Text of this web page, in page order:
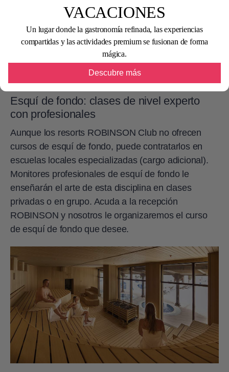
VACACIONES
Un lugar donde la gastronomía refinada, las experiencias
compartidas y las actividades premium se fusionan de forma
mágica.
Descubre más
Esquí de fondo: clases de nivel experto
con profesionales
Aunque los resorts ROBINSON Club no ofrecen
cursos de esquí de fondo, puede contratarlos en
escuelas locales especializadas (cargo adicional).
Monitores profesionales de esquí de fondo le
enseñarán el arte de esta disciplina en clases
privadas o en grupo. Acuda a la recepción
ROBINSON y nosotros le organizaremos el curso
de esquí de fondo que desee.